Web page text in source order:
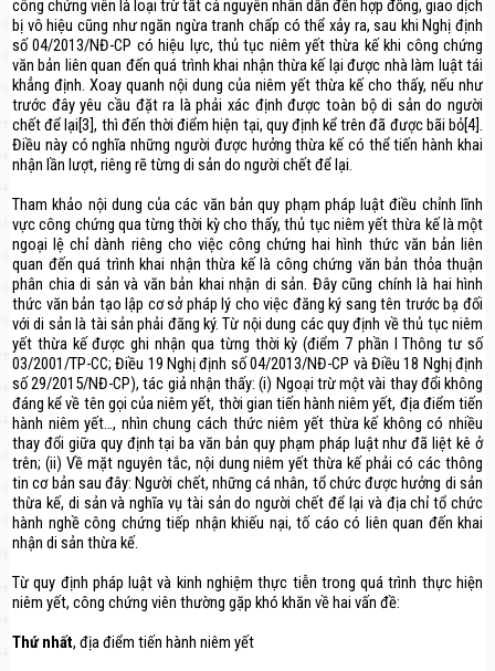
công chứng viên là loại trừ tất cả nguyên nhân dẫn đến hợp đồng, giao dịch
bị vô hiệu cũng như ngăn ngừa tranh chấp có thể xảy ra, sau khi Nghị định
số 04/2013/NĐ-CP có hiệu lực, thủ tục niêm yết thừa kế khi công chứng
văn bản liên quan đến quá trình khai nhận thừa kế lại được nhà làm luật tái
khẳng định. Xoay quanh nội dung của niêm yết thừa kế cho thấy, nếu như
trước đây yêu cầu đặt ra là phải xác định được toàn bộ di sản do người
chết để lại[3], thì đến thời điểm hiện tại, quy định kể trên đã được bãi bỏ[4].
Điều này có nghĩa những người được hưởng thừa kế có thể tiến hành khai
nhận lần lượt, riêng rẽ từng di sản do người chết để lại.
Tham khảo nội dung của các văn bản quy phạm pháp luật điều chỉnh lĩnh
vực công chứng qua từng thời kỳ cho thấy, thủ tục niêm yết thừa kế là một
ngoại lệ chỉ dành riêng cho việc công chứng hai hình thức văn bản liên
quan đến quá trình khai nhận thừa kế là công chứng văn bản thỏa thuận
phân chia di sản và văn bản khai nhận di sản. Đây cũng chính là hai hình
thức văn bản tạo lập cơ sở pháp lý cho việc đăng ký sang tên trước bạ đối
với di sản là tài sản phải đăng ký. Từ nội dung các quy định về thủ tục niêm
yết thừa kế được ghi nhận qua từng thời kỳ (điểm 7 phần I Thông tư số
03/2001/TP-CC; Điều 19 Nghị định số 04/2013/NĐ-CP và Điều 18 Nghị định
số 29/2015/NĐ-CP), tác giả nhận thấy: (i) Ngoại trừ một vài thay đổi không
đáng kể về tên gọi của niêm yết, thời gian tiến hành niêm yết, địa điểm tiến
hành niêm yết…, nhìn chung cách thức niêm yết thừa kế không có nhiều
thay đổi giữa quy định tại ba văn bản quy phạm pháp luật như đã liệt kê ở
trên; (ii) Về mặt nguyên tắc, nội dung niêm yết thừa kế phải có các thông
tin cơ bản sau đây: Người chết, những cá nhân, tổ chức được hưởng di sản
thừa kế, di sản và nghĩa vụ tài sản do người chết để lại và địa chỉ tổ chức
hành nghề công chứng tiếp nhận khiếu nại, tố cáo có liên quan đến khai
nhận di sản thừa kế.
Từ quy định pháp luật và kinh nghiệm thực tiễn trong quá trình thực hiện
niêm yết, công chứng viên thường gặp khó khăn về hai vấn đề:
Thứ nhất, địa điểm tiến hành niêm yết